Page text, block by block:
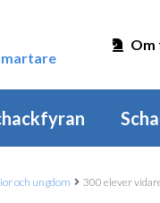
Om
och ungdom 300 elever